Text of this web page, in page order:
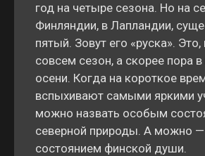
год на четыре сезона. Но на
Финляндии, в Лапландии,
пятый. Зовут его «руска». Это,
совсем сезон, а скорее пора в
осени. Когда на короткое
вспыхивают самыми яркими
можно назвать особым
северной природы. А можно —
состоянием финской души.